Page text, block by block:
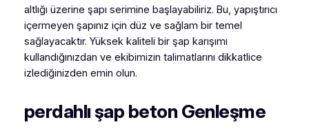
altlığı üzerine şapı serimine başlayabiliriz. Bu, yapıştırıcı
içermeyen şapınız için düz ve sağlam bir temel
sağlayacaktır. Yüksek kaliteli bir şap karışımı
kullandığınızdan ve ekibimizin talimatlarını dikkatlice
izlediğinizden emin olun.
perdahlı şap beton Genleşme